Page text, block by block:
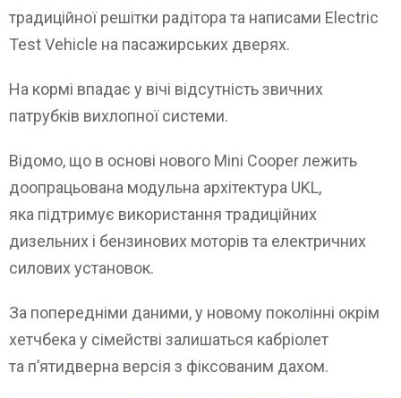
традиційної решітки радітора та написами Electric
Test Vehicle на пасажирських дверях.
На кормі впадає у вічі відсутність звичних
патрубків вихлопної системи.
Відомо, що в основі нового Mini Cooper лежить
доопрацьована модульна архітектура UKL,
яка підтримує використання традиційних
дизельних і бензинових моторів та електричних
силових установок.
За попередніми даними, у новому поколінні окрім
хетчбека у сімействі залишаться кабріолет
та п’ятидверна версія з фіксованим дахом.